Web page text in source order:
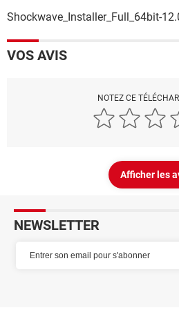
Shockwave_Installer_Full_64bit-
VOS AVIS
NOTEZ CE
Afficher les
NEWSLETTER